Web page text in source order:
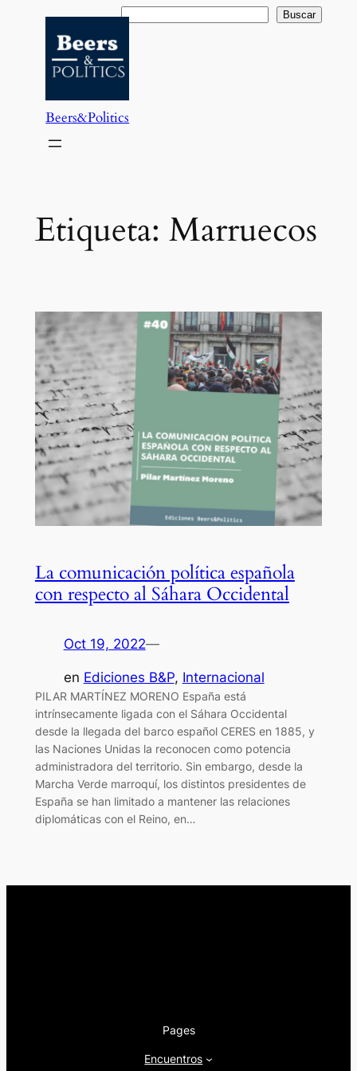
contenido
Buscar Buscar
Beers&Politics
Etiqueta: Marruecos
La comunicación política española
con respecto al Sáhara Occidental
Oct 19, 2022—
en Ediciones B&P, Internacional
PILAR MARTÍNEZ MORENO España está
intrínsecamente ligada con el Sáhara Occidental
desde la llegada del barco español CERES en 1885, y
las Naciones Unidas la reconocen como potencia
administradora del territorio. Sin embargo, desde la
Marcha Verde marroquí, los distintos presidentes de
España se han limitado a mantener las relaciones
diplomáticas con el Reino, en…
Pages
Encuentros